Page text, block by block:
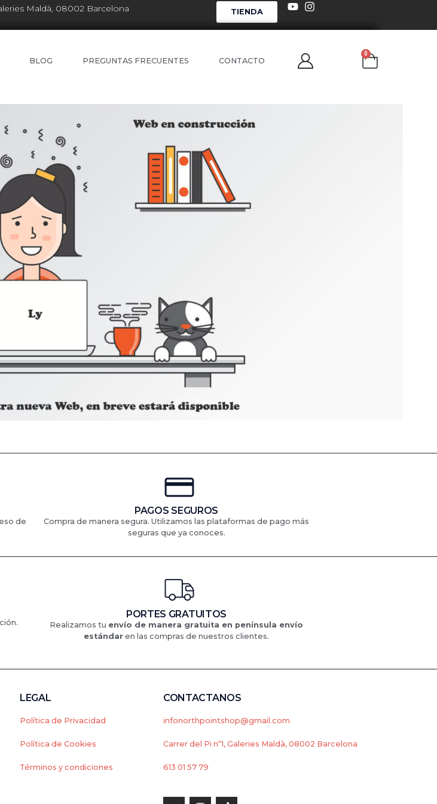
Maldà, 08002 Barcelona TIENDA
BLOG PREGUNTAS FRECUENTES CONTACTO
0
de
PAGOS SEGUROS
Compra de manera segura. Utilizamos las plataformas de pago más
seguras que ya conoces.
PORTES GRATUITOS
Realizamos tu envío de manera gratuita en península envío
estándar en las compras de nuestros clientes.
LEGAL
Política de Privacidad
Política de Cookies
Términos y condiciones
CONTACTANOS
infonorthpointshop@gmail.com
Carrer del Pi nº1, Galeries Maldà, 08002 Barcelona
613 01 57 79